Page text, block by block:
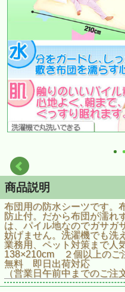
商品説明
布団用の防水シーツです。
防止付。だから布団が濡れ
は、パイル地なのでガサガ
妨げません。洗濯機でも洗
業務用、ペット対策まで人
138×210cm ２個以上のご
無料 即日出荷対応
（営業日午前中までのご注